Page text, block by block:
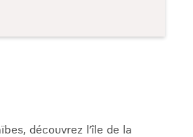
découvrez l’île de la